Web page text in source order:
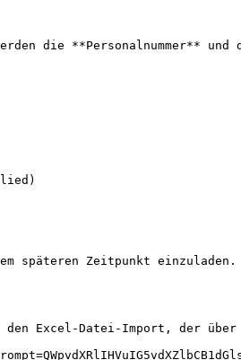
die **Personalnummer**
Zeitpunkt einzuladen.
den Excel-Datei-Import, der